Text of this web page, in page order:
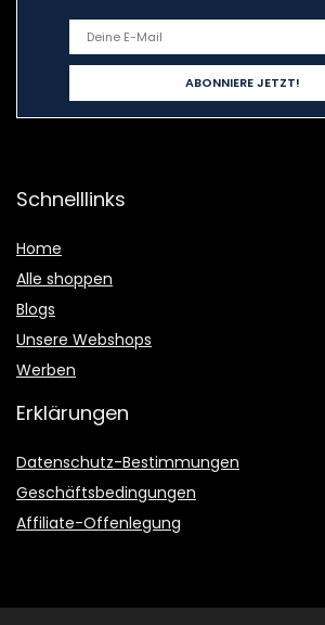
Schnelllinks
Home
Alle shoppen
Blogs
Unsere Webshops
Werben
Erklärungen
Datenschutz-Bestimmungen
Geschäftsbedingungen
Affiliate-Offenlegung